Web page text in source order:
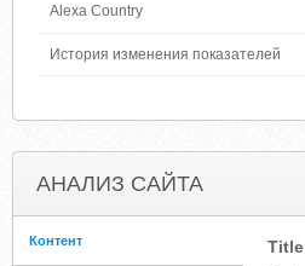
Alexa Country
История изменения показателей
АНАЛИЗ САЙТА
Контент Title